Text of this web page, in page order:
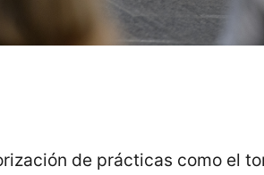
de prácticas como el